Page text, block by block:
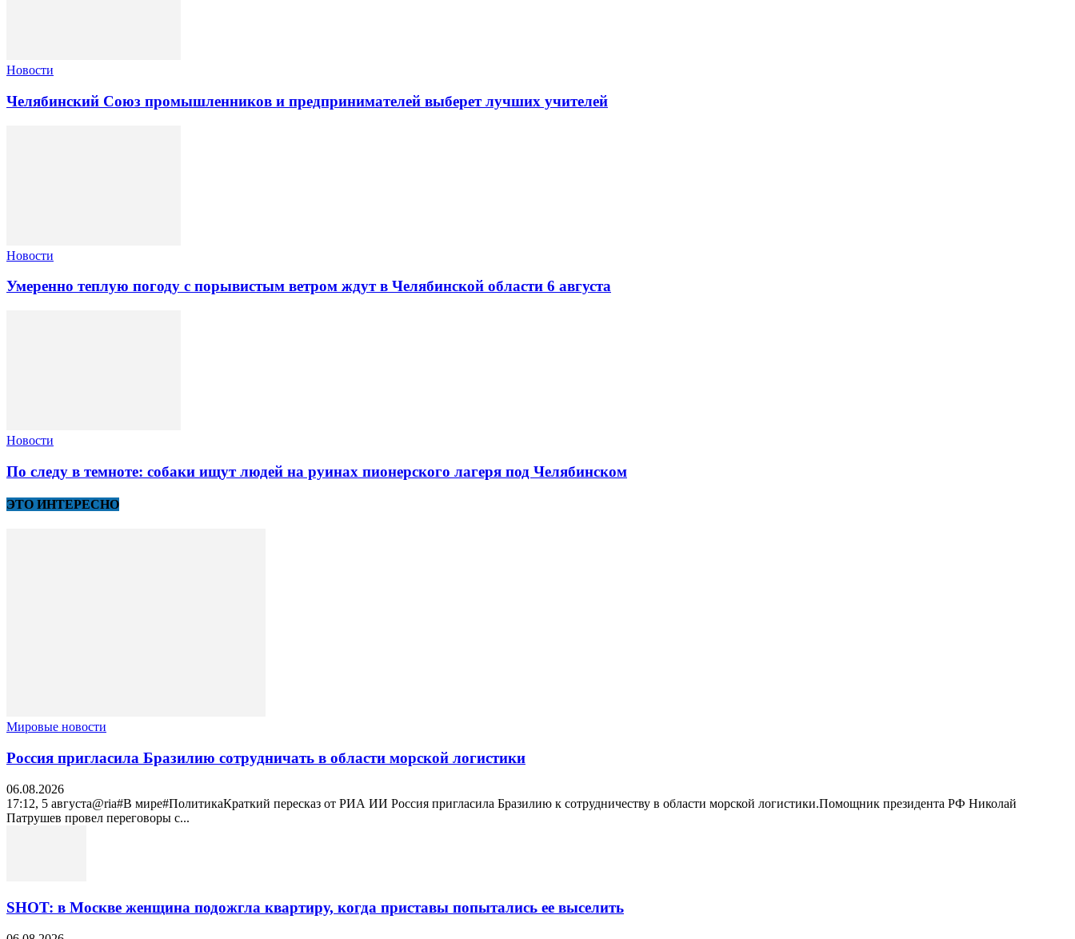
Новости
Челябинский Союз промышленников и предпринимателей выберет лучших учителей
Новости
Умеренно теплую погоду с порывистым ветром ждут в Челябинской области 6 августа
Новости
По следу в темноте: собаки ищут людей на руинах пионерского лагеря под Челябинском
ЭТО ИНТЕРЕСНО
Мировые новости
Россия пригласила Бразилию сотрудничать в области морской логистики
06.08.2026
17:12, 5 августа@ria#В мире#ПолитикаКраткий пересказ от РИА ИИ Россия пригласила Бразилию к сотрудничеству в области морской логистики.Помощник президента РФ Николай
Патрушев провел переговоры с...
SHOT: в Москве женщина подожгла квартиру, когда приставы попытались ее выселить